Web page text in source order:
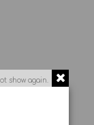
show again.